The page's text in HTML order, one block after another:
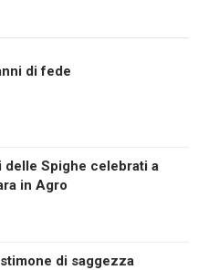
di fede
delle Spighe celebrati a
in Agro
di saggezza